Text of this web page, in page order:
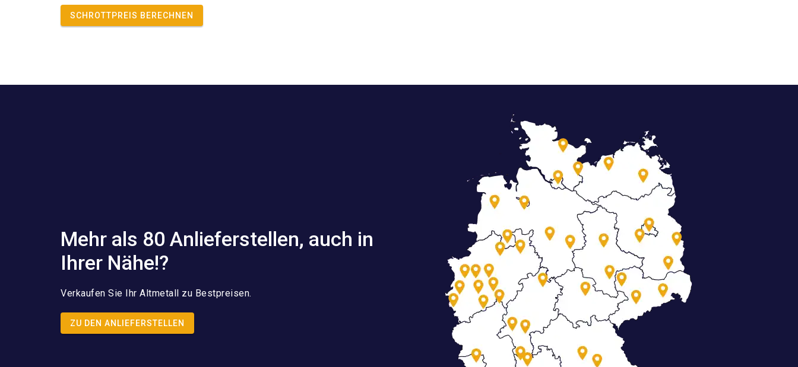
SCHROTTPREIS BERECHNEN
Mehr als 80 Anlieferstellen, auch in
Ihrer Nähe!?
Verkaufen Sie Ihr Altmetall zu Bestpreisen.
ZU DEN ANLIEFERSTELLEN